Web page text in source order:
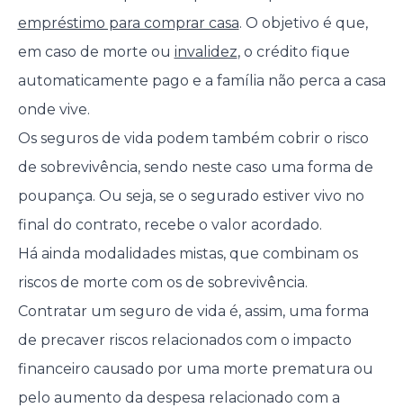
empréstimo para comprar casa. O objetivo é que,
em caso de morte ou invalidez, o crédito fique
automaticamente pago e a família não perca a casa
onde vive.
Os seguros de vida podem também cobrir o risco
de sobrevivência, sendo neste caso uma forma de
poupança. Ou seja, se o segurado estiver vivo no
final do contrato, recebe o valor acordado.
Há ainda modalidades mistas, que combinam os
riscos de morte com os de sobrevivência.
Contratar um seguro de vida é, assim, uma forma
de precaver riscos relacionados com o impacto
financeiro causado por uma morte prematura ou
pelo aumento da despesa relacionado com a